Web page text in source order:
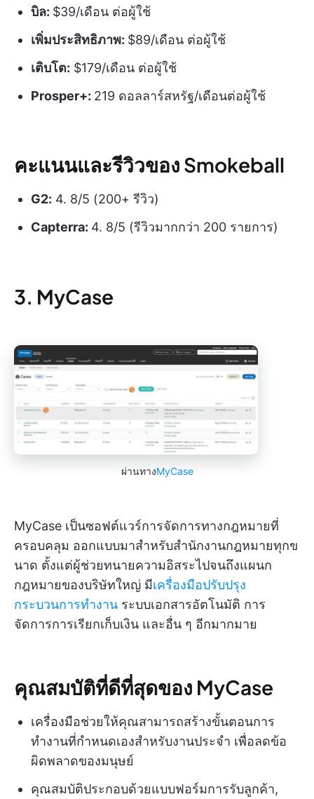
บิล: $39/เดือน ต่อผู้ใช้
เพิ่มประสิทธิภาพ: $89/เดือน ต่อผู้ใช้
เติบโต: $179/เดือน ต่อผู้ใช้
Prosper+: 219 ดอลลาร์สหรัฐ/เดือนต่อผู้ใช้
คะแนนและรีวิวของ Smokeball
G2: 4. 8/5 (200+ รีวิว)
Capterra: 4. 8/5 (รีวิวมากกว่า 200 รายการ)
3. MyCase
ผ่านทางMyCase
MyCase เป็นซอฟต์แวร์การจัดการทางกฎหมายที่
ครอบคลุม ออกแบบมาสำหรับสำนักงานกฎหมายทุกข
นาด ตั้งแต่ผู้ช่วยทนายความอิสระไปจนถึงแผนก
กฎหมายของบริษัทใหญ่ มีเครื่องมือปรับปรุง
กระบวนการทำงาน ระบบเอกสารอัตโนมัติ การ
จัดการการเรียกเก็บเงิน และอื่น ๆ อีกมากมาย
คุณสมบัติที่ดีที่สุดของ MyCase
เครื่องมือช่วยให้คุณสามารถสร้างขั้นตอนการ
ทำงานที่กำหนดเองสำหรับงานประจำ เพื่อลดข้อ
ผิดพลาดของมนุษย์
คุณสมบัติประกอบด้วยแบบฟอร์มการรับลูกค้า,